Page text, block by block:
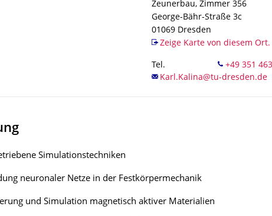
Zeunerbau, Zimmer 356
George-Bähr-Straße 3c
01069 Dresden
Zeige Karte von diesem Ort.
Tel.
Simulationstechniken
neuronaler Netze in der Festkörpermechanik
und Simulation magnetisch aktiver Materialien